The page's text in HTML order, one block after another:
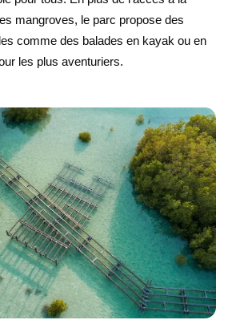
mangroves, le parc propose des
comme des balades en kayak ou en
les plus aventuriers.